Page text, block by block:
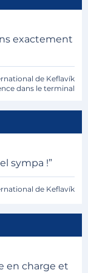
exactement
de Keflavík
dans le terminal
sympa !”
de Keflavík
en charge et